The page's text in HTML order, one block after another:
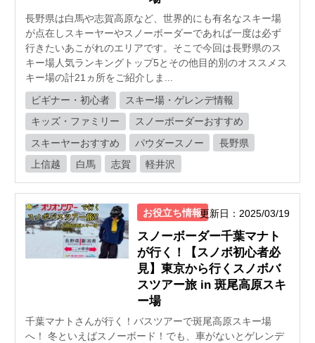
長野県は白馬や志賀高原など、世界的にも有名なスキー場
が点在しスキーヤーやスノーボーダーであれば一度は必ず
行きたいあこがれのエリアです。そこで今回は長野県のス
キー場人気ランキングトップ5とその他目的別のオススメス
キー場の計21ヵ所をご紹介しま...
ビギナー・初心者
スキー場・ゲレンデ情報
キッズ・ファミリー
スノーボーダーおすすめ
スキーヤーおすすめ
パウダースノー
長野県
上信越
白馬 志賀 軽井沢
お役立ち情報更新日：2025/03/19
スノーボーダー千葉マナト
が行く！【スノボ初心者必
見】東京から行くスノボバ
スツアー旅 in 斑尾高原スキ
ー場
千葉マナトさんが行く！バスツアーで斑尾高原スキー場
へ！ 冬といえばスノーボード！でも、車がないとゲレンデ